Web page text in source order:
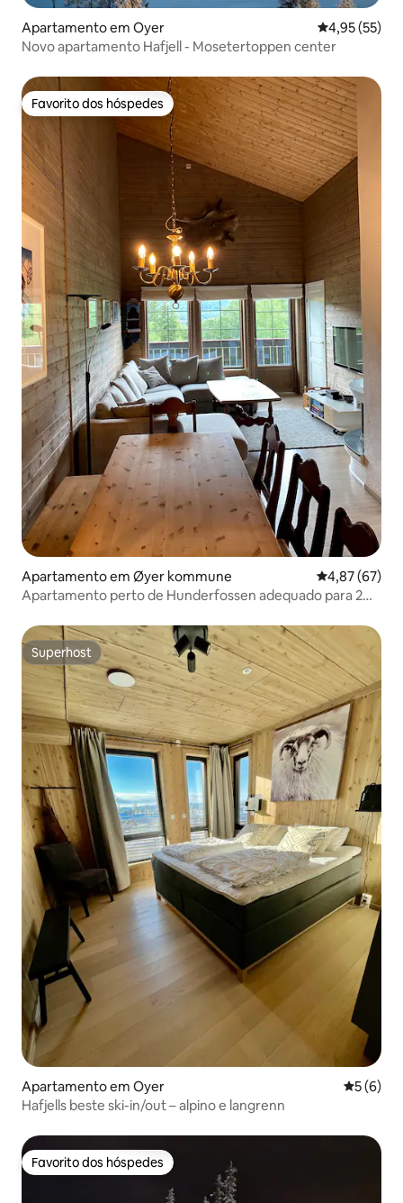
Apartamento em Oyer Classificação
4,95 (55)
Novo apartamento Hafjell - Mosetertoppen center
Favorito dos hóspedes
Favorito dos hóspedes
Apartamento em Øyer kommune Classificação
4,87 (67)
Apartamento perto de Hunderfossen adequado para 2
Superhost
Superhost
Apartamento em Oyer
5 (6)
Hafjells beste ski-in/out – alpino e langrenn
Favorito dos hóspedes
Favorito dos hóspedes